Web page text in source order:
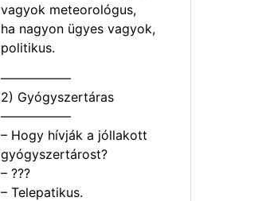
vagyok meteorológus,
ha nagyon ügyes vagyok,
politikus.
—————–
2) Gyógyszertáras
—————–
– Hogy hívják a jóllakott
gyógyszertárost?
– ???
– Telepatikus.